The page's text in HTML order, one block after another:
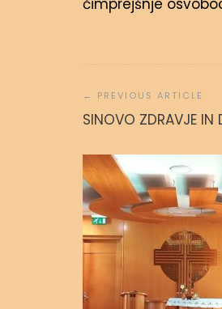
čimprejšnje
prispevka
SINOVO ZDRAVJE IN